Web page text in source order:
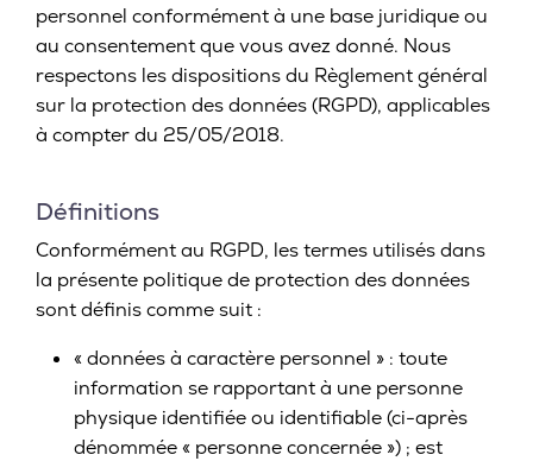
personnel conformément à une base juridique ou
au consentement que vous avez donné. Nous
respectons les dispositions du Règlement général
sur la protection des données (RGPD), applicables
à compter du 25/05/2018.
Définitions
Conformément au RGPD, les termes utilisés dans
la présente politique de protection des données
sont définis comme suit :
« données à caractère personnel » : toute
information se rapportant à une personne
physique identifiée ou identifiable (ci-après
dénommée « personne concernée ») ; est